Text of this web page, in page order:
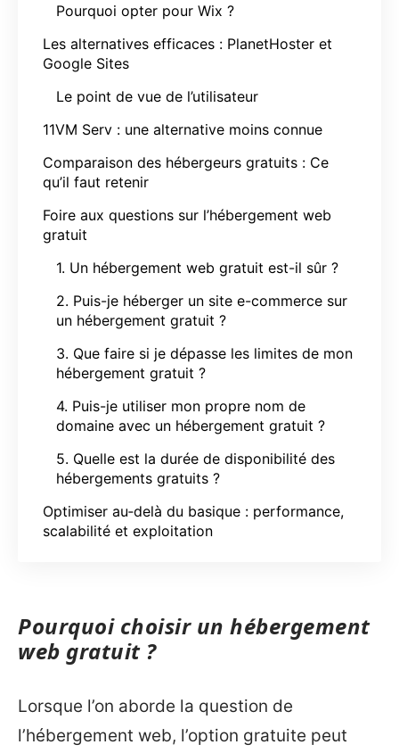
Pourquoi opter pour Wix ?
Les alternatives efficaces : PlanetHoster et
Google Sites
Le point de vue de l’utilisateur
11VM Serv : une alternative moins connue
Comparaison des hébergeurs gratuits : Ce
qu’il faut retenir
Foire aux questions sur l’hébergement web
gratuit
1. Un hébergement web gratuit est-il sûr ?
2. Puis-je héberger un site e-commerce sur
un hébergement gratuit ?
3. Que faire si je dépasse les limites de mon
hébergement gratuit ?
4. Puis-je utiliser mon propre nom de
domaine avec un hébergement gratuit ?
5. Quelle est la durée de disponibilité des
hébergements gratuits ?
Optimiser au‑delà du basique : performance,
scalabilité et exploitation
Pourquoi choisir un hébergement
web gratuit ?
Lorsque l’on aborde la question de
l’hébergement web, l’option gratuite peut